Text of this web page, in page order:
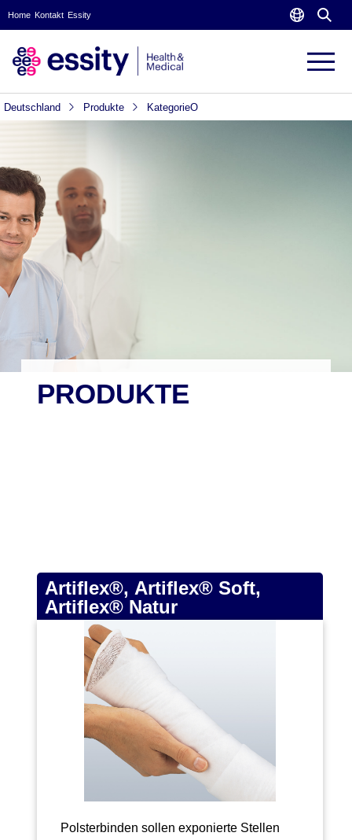
Home Kontakt Essity
Deutschland Produkte KategorieO
PRODUKTE
Artiflex®, Artiflex® Soft,
Artiflex® Natur
Polsterbinden sollen exponierte Stellen